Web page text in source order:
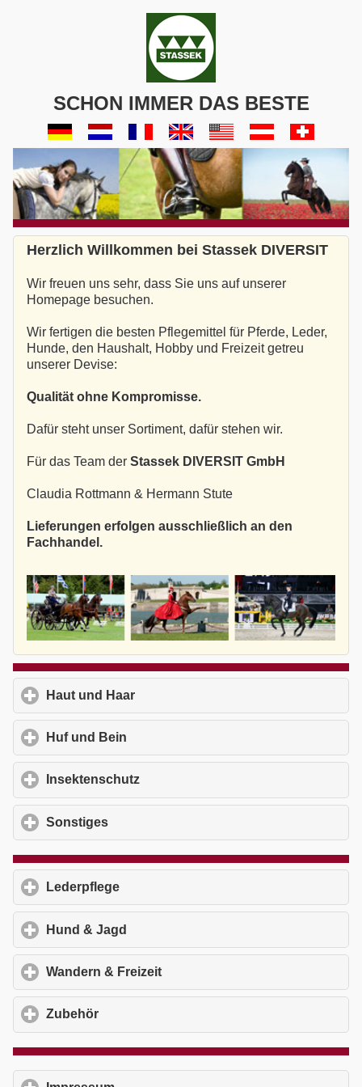
SCHON IMMER DAS BESTE
Herzlich Willkommen bei Stassek DIVERSIT
Wir freuen uns sehr, dass Sie uns auf unserer
Homepage besuchen.
Wir fertigen die besten Pflegemittel für Pferde, Leder,
Hunde, den Haushalt, Hobby und Freizeit getreu
unserer Devise:
Qualität ohne Kompromisse.
Dafür steht unser Sortiment, dafür stehen wir.
Für das Team der Stassek DIVERSIT GmbH
Claudia Rottmann & Hermann Stute
Lieferungen erfolgen ausschließlich an den
Fachhandel.
Haut und Haar
Huf und Bein
Insektenschutz
Sonstiges
Lederpflege
Hund & Jagd
Wandern & Freizeit
Zubehör